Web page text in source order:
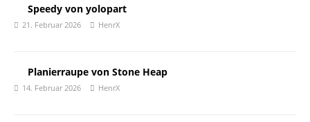
Speedy von yolopart
21. Februar 2026 HenrX
Planierraupe von Stone Heap
14. Februar 2026 HenrX